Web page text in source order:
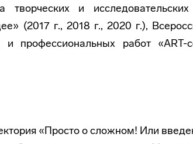
творческих и
(2017 г., 2018 г., 2020 г.),
и профессиональных работ «ART-
«Просто о сложном! Или